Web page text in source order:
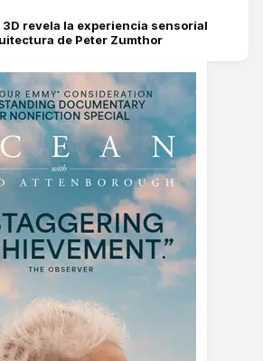
revela la experiencia sensorial
de Peter Zumthor